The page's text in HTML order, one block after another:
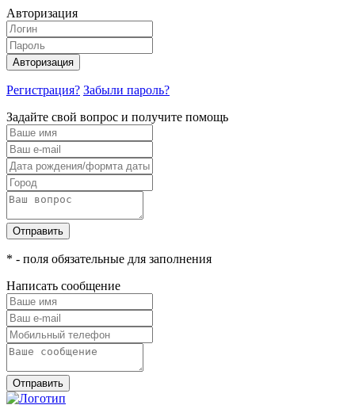
Авторизация
Авторизация
Регистрация? Забыли пароль?
Задайте свой вопрос и получите помощь
Отправить
* - поля обязательные для заполнения
Написать сообщение
Отправить